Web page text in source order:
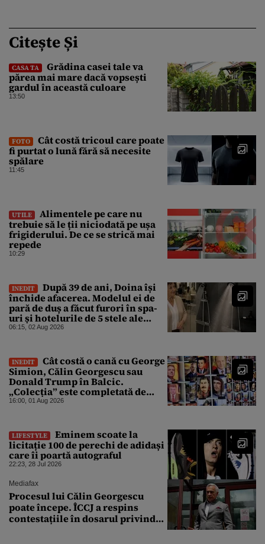
Citește Și
CASA TA
Grădina casei tale va
părea mai mare dacă vopsești
gardul în această culoare
13:50
FOTO
Cât costă tricoul care poate
fi purtat o lună fără să necesite
spălare
11:45
UTILE
Alimentele pe care nu
trebuie să le ții niciodată pe ușa
frigiderului. De ce se strică mai
repede
10:29
INEDIT
După 39 de ani, Doina își
închide afacerea. Modelul ei de
pară de duș a făcut furori în spa-
uri și hotelurile de 5 stele ale
lumii. Ce nu a mai mers
06:15, 02 Aug 2026
INEDIT
Cât costă o cană cu George
Simion, Călin Georgescu sau
Donald Trump în Balcic.
„Colecția” este completată de
Nicușor Dan, Ceaușescu și Stalin
16:00, 01 Aug 2026
LIFESTYLE
Eminem scoate la
licitație 100 de perechi de adidași
care îi poartă autograful
22:23, 28 Jul 2026
Mediafax
Procesul lui Călin Georgescu
poate începe. ÎCCJ a respins
contestațiile în dosarul privind